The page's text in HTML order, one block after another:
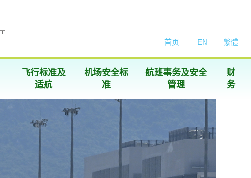
首页 EN 繁體
飞行标准及
适航
机场安全标
准
航班事务及安全
管理
财
务